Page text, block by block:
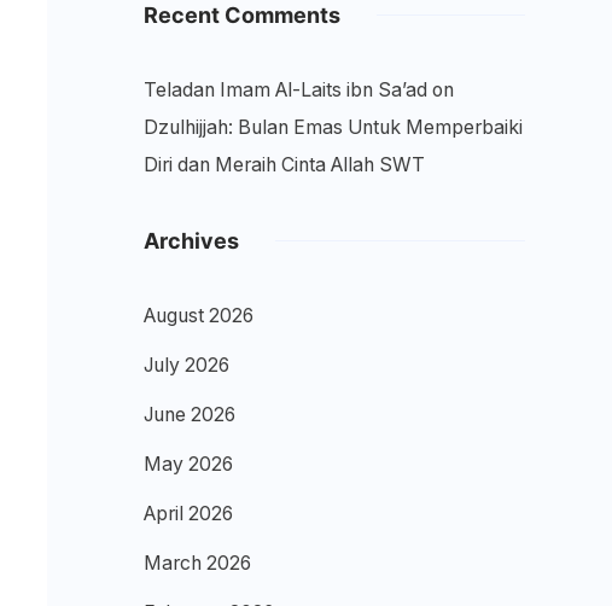
Recent Comments
Teladan Imam Al-Laits ibn Sa’ad on
Dzulhijjah: Bulan Emas Untuk Memperbaiki
Diri dan Meraih Cinta Allah SWT
Archives
August 2026
July 2026
June 2026
May 2026
April 2026
March 2026